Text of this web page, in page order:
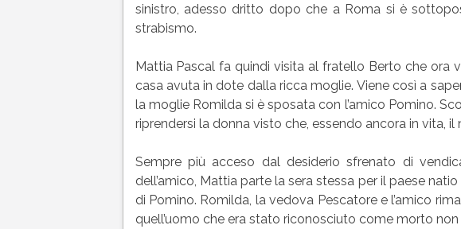
sinistro, adesso dritto dopo che a Roma si è
strabismo.
Mattia Pascal fa quindi visita al fratello Berto che ora
casa avuta in dote dalla ricca moglie. Viene così a
la moglie Romilda si è sposata con l’amico Pomino.
riprendersi la donna visto che, essendo ancora in vita,
Sempre più acceso dal desiderio sfrenato di
dell’amico, Mattia parte la sera stessa per il paese
di Pomino. Romilda, la vedova Pescatore e l’amico
quell’uomo che era stato riconosciuto come morto